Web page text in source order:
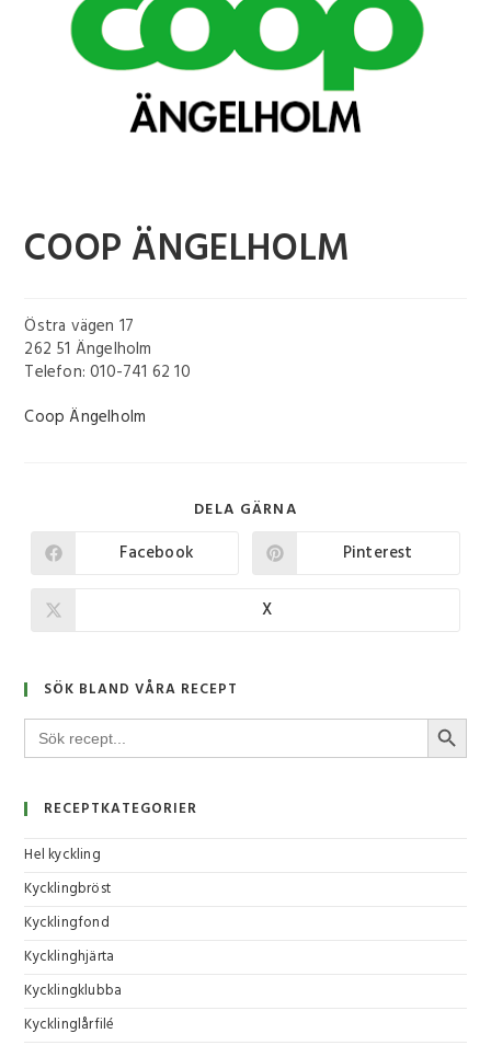
COOP ÄNGELHOLM
Östra vägen 17
262 51 Ängelholm
Telefon: 010-741 62 10
Coop Ängelholm
DELA GÄRNA
Facebook Pinterest
X
SÖK BLAND VÅRA RECEPT
Sök
efter:
RECEPTKATEGORIER
Hel kyckling
Kycklingbröst
Kycklingfond
Kycklinghjärta
Kycklingklubba
Kycklinglårfilé